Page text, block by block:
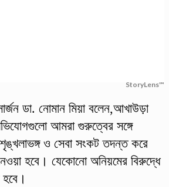
StoryLens™
ডা. নোমান মিয়া বলেন,আখাউড়া
আমরা গুরুত্বের সঙ্গে
ও সেবা সংকট তদন্ত করে
হবে। যেকোনো অনিয়মের বিরুদ্ধে